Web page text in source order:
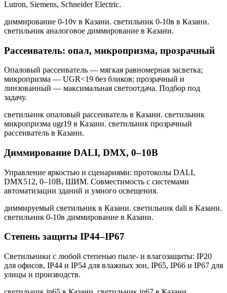
Lutron, Siemens, Schneider Electric.
диммирование 0-10v в Казани. светильник 0-10в в Казани.
светильник аналоговое диммирование в Казани.
Рассеиватель: опал, микропризма, прозрачный
Опаловый рассеиватель — мягкая равномерная засветка;
микропризма — UGR<19 без бликов; прозрачный и
линзованный — максимальная светоотдача. Подбор под
задачу.
светильник опаловый рассеиватель в Казани. светильник
микропризма ugr19 в Казани. светильник прозрачный
рассеиватель в Казани.
Диммирование DALI, DMX, 0–10В
Управление яркостью и сценариями: протоколы DALI,
DMX512, 0–10В, ШИМ. Совместимость с системами
автоматизации зданий и умного освещения.
диммируемый светильник в Казани. светильник dali в Казани.
светильник 0-10в диммирование в Казани.
Степень защиты IP44–IP67
Светильники с любой степенью пыле- и влагозащиты: IP20
для офисов, IP44 и IP54 для влажных зон, IP65, IP66 и IP67 для
улицы и производств.